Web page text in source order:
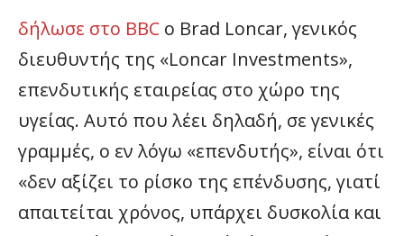
δήλωσε στο BBC ο Brad Loncar, γενικός
διευθυντής της «Loncar Investments»,
επενδυτικής εταιρείας στο χώρο της
υγείας. Αυτό που λέει δηλαδή, σε γενικές
γραμμές, ο εν λόγω «επενδυτής», είναι ότι
«δεν αξίζει το ρίσκο της επένδυσης, γιατί
απαιτείται χρόνος, υπάρχει δυσκολία και